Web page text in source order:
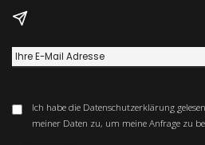
Ich habe die Datenschutzerklärung
meiner Daten zu, um meine Anfrage zu